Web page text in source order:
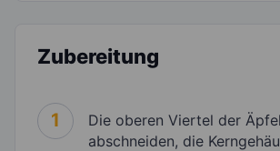
Zubereitung
1
Die oberen Viertel der Äpfel
abschneiden, die